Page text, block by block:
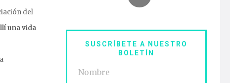
del
una vida
SUSCRÍBETE A NUESTRO
BOLETÍN